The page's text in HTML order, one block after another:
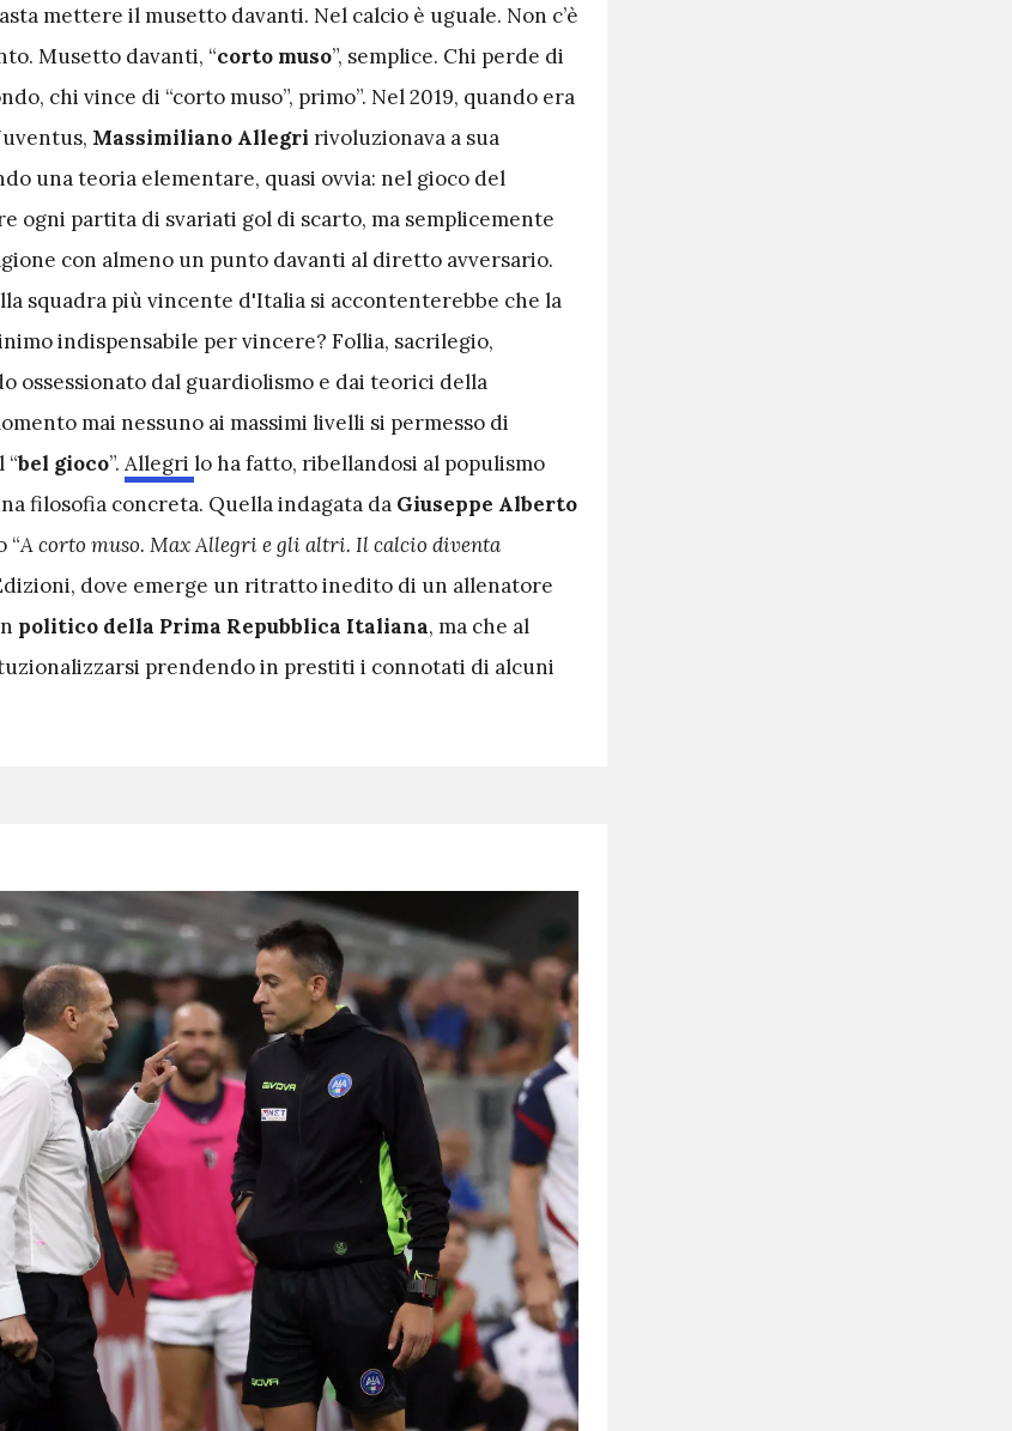
mettere il musetto davanti. Nel calcio è uguale. Non c’è
Musetto davanti, “corto muso”, semplice. Chi perde di
chi vince di “corto muso”, primo”. Nel 2019, quando era
Massimiliano Allegri rivoluzionava a sua
una teoria elementare, quasi ovvia: nel gioco del
ogni partita di svariati gol di scarto, ma semplicemente
con almeno un punto davanti al diretto avversario.
squadra più vincente d'Italia si accontenterebbe che la
indispensabile per vincere? Follia, sacrilegio,
ossessionato dal guardiolismo e dai teorici della
mai nessuno ai massimi livelli si permesso di
“bel gioco”. Allegri lo ha fatto, ribellandosi al populismo
filosofia concreta. Quella indagata da Giuseppe Alberto
“A corto muso. Max Allegri e gli altri. Il calcio diventa
dove emerge un ritratto inedito di un allenatore
politico della Prima Repubblica Italiana, ma che al
prendendo in prestiti i connotati di alcuni